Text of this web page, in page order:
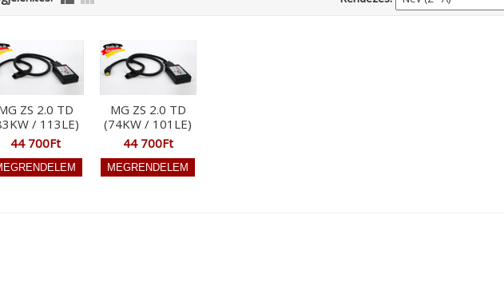
ZS 2.0 TD
/ 113LE)
44 700Ft
MG ZS 2.0 TD
(74KW / 101LE)
44 700Ft